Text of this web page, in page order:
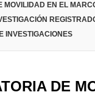
MOVILIDAD EN EL
INVESTIGACIONES
DE
¿Recordar usuario?